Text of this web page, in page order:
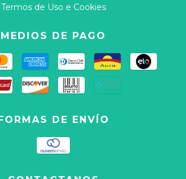
Termos de Uso e Cookies
MEDIOS DE PAGO
DE ENVÍO